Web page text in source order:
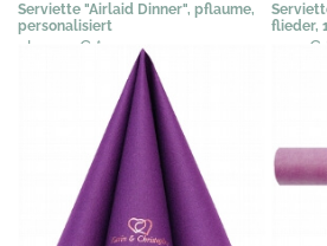
Serviette "Airlaid Dinner", pflaume,
personalisiert
ab 0,72 € *
flieder,
3,54 €